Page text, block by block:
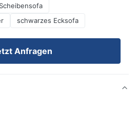
schwarzes Ecksofa
Anfragen